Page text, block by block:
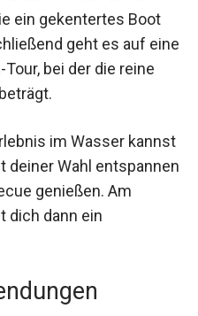
und wie ein
wird.
rund 3 ½-stündige
Fahrtzeit etwa 2
im Wasser
deiner Wahl
Grillbarbecue
erwartet dich